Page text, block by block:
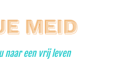
naar een vrij leven